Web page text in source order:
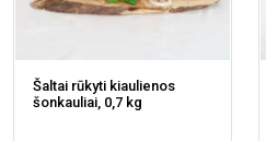
Šaltai rūkyti kiaulienos
šonkauliai, 0,7 kg